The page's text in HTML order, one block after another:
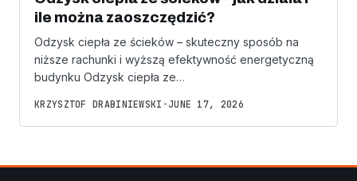
ile można zaoszczędzić?
Odzysk ciepła ze ścieków – skuteczny sposób na
niższe rachunki i wyższą efektywność energetyczną
budynku Odzysk ciepła ze…
KRZYSZTOF DRABINIEWSKI • JUNE 17, 2026